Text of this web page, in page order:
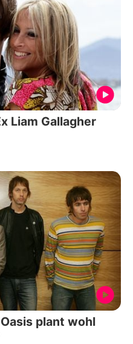
Liam Gallagher
plant wohl